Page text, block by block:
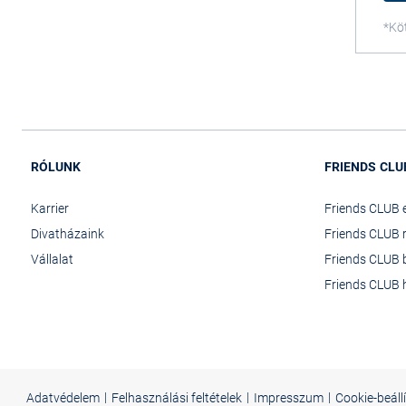
RÓLUNK
Karrier
Divatházaink
Vállalat
FRIENDS
Friends CLUB
Friends
Friends CLUB
Friends CLUB
Adatvédelem | Felhasználási feltételek | Impresszum | Cookie-